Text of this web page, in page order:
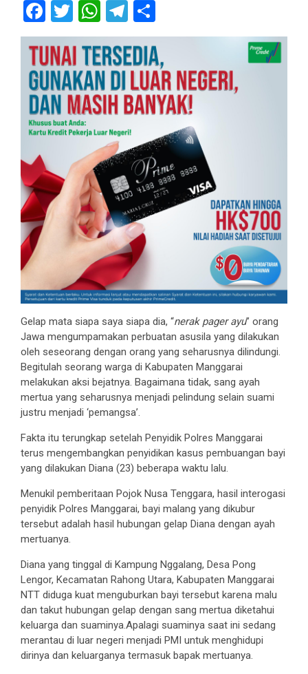
Facebook
Twitter
WhatsApp
Telegram
Gelap mata siapa saya siapa dia, “nerak pager ayu” orang
Jawa mengumpamakan perbuatan asusila yang dilakukan
oleh seseorang dengan orang yang seharusnya dilindungi.
Begitulah seorang warga di Kabupaten Manggarai
melakukan aksi bejatnya. Bagaimana tidak, sang ayah
mertua yang seharusnya menjadi pelindung selain suami
justru menjadi ‘pemangsa’.
Fakta itu terungkap setelah Penyidik Polres Manggarai
terus mengembangkan penyidikan kasus pembuangan bayi
yang dilakukan Diana (23) beberapa waktu lalu.
Menukil pemberitaan Pojok Nusa Tenggara, hasil interogasi
penyidik Polres Manggarai, bayi malang yang dikubur
tersebut adalah hasil hubungan gelap Diana dengan ayah
mertuanya.
Diana yang tinggal di Kampung Nggalang, Desa Pong
Lengor, Kecamatan Rahong Utara, Kabupaten Manggarai
NTT diduga kuat menguburkan bayi tersebut karena malu
dan takut hubungan gelap dengan sang mertua diketahui
keluarga dan suaminya.Apalagi suaminya saat ini sedang
merantau di luar negeri menjadi PMI untuk menghidupi
dirinya dan keluarganya termasuk bapak mertuanya.